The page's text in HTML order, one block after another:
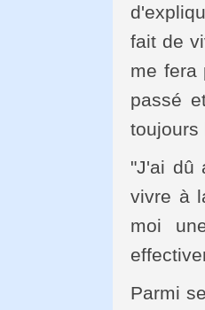
fait de
me fera
passé
toujours
"J'ai dû
vivre à
moi
Parmi